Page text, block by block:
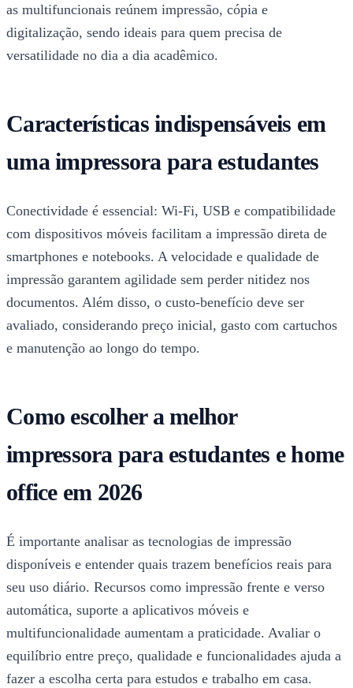
as multifuncionais reúnem impressão, cópia e
digitalização, sendo ideais para quem precisa de
versatilidade no dia a dia acadêmico.
Características indispensáveis em
uma impressora para estudantes
Conectividade é essencial: Wi-Fi, USB e compatibilidade
com dispositivos móveis facilitam a impressão direta de
smartphones e notebooks. A velocidade e qualidade de
impressão garantem agilidade sem perder nitidez nos
documentos. Além disso, o custo-benefício deve ser
avaliado, considerando preço inicial, gasto com cartuchos
e manutenção ao longo do tempo.
Como escolher a melhor
impressora para estudantes e home
office em 2026
É importante analisar as tecnologias de impressão
disponíveis e entender quais trazem benefícios reais para
seu uso diário. Recursos como impressão frente e verso
automática, suporte a aplicativos móveis e
multifuncionalidade aumentam a praticidade. Avaliar o
equilíbrio entre preço, qualidade e funcionalidades ajuda a
fazer a escolha certa para estudos e trabalho em casa.